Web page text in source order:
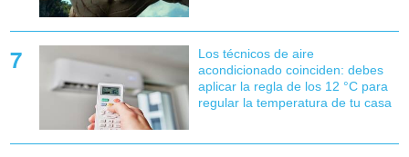
Los técnicos de aire
acondicionado coinciden: debes
aplicar la regla de los 12 °C para
regular la temperatura de tu casa